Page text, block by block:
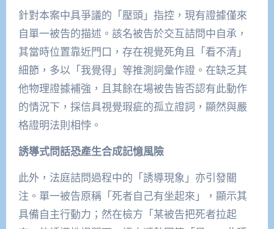
針對本案中具爭議的「壓頭」指控，現有證據僅來
自單一被告的描述。該名被告於交互詰問中自承，
其當時位置靠近門口，存在視覺死角且「看不清」
細節，多以「我覺得」等推測詞彙作證。在缺乏其
他物理證據補強，且其餘在場被告皆否認有此動作
的情況下，採信具視覺瑕疵的孤立證詞，顯然與嚴
格證明法則相悖。
誘導式問話恐產生合成記憶風險
此外，法庭詰問過程中的「誘導現象」亦引發關
注。單一被告原稱「死者自己有坐起來」，顯示其
具備自主行動力；然在檢方「某被告把死者拉起